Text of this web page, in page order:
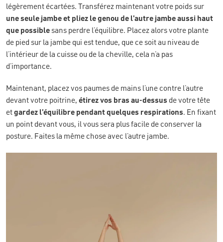
légèrement écartées. Transférez maintenant votre poids sur
une seule jambe et pliez le genou de l’autre jambe aussi haut
que possiblesans perdre l’équilibre. Placez alors votre plante
de pied sur la jambe qui est tendue, que ce soit au niveau de
l’intérieur de la cuisse ou de la cheville, cela n’a pas
d’importance.
Maintenant, placez vos paumes de mains l’une contre l’autre
devant votre poitrine, étirez vos bras au-dessus de votre tête
etgardez l’équilibre pendant quelques respirations. En fixant
un point devant vous, il vous sera plus facile de conserver la
posture. Faites la même chose avec l’autre jambe.